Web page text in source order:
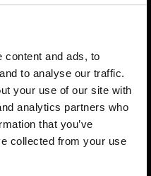
content and ads, to
to analyse our traffic.
your use of our site with
analytics partners who
that you’ve
collected from your use
Dzięki temu
w których nasz klient
oraz te
skupiliśmy się na
trendach
wziąć pod uwagę
interfejsu, np.: